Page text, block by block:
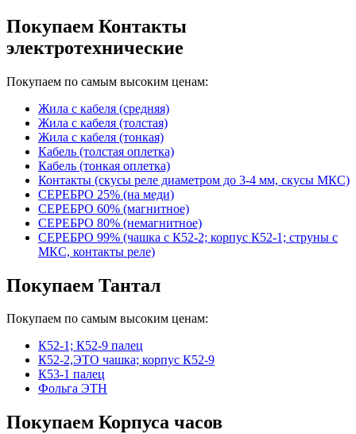
Покупаем Контакты
электротехнические
Покупаем по самым высоким ценам:
Жила с кабеля (средняя)
Жила с кабеля (толстая)
Жила с кабеля (тонкая)
Кабель (толстая оплетка)
Кабель (тонкая оплетка)
Контакты (скусы реле диаметром до 3-4 мм, скусы МКС)
СЕРЕБРО 25% (на меди)
СЕРЕБРО 60% (магнитное)
СЕРЕБРО 80% (немагнитное)
СЕРЕБРО 99% (чашка с К52-2; корпус К52-1; струны с
МКС, контакты реле)
Покупаем Тантал
Покупаем по самым высоким ценам:
К52-1; К52-9 палец
К52-2,ЭТО чашка; корпус К52-9
К53-1 палец
Фольга ЭТН
Покупаем Корпуса часов